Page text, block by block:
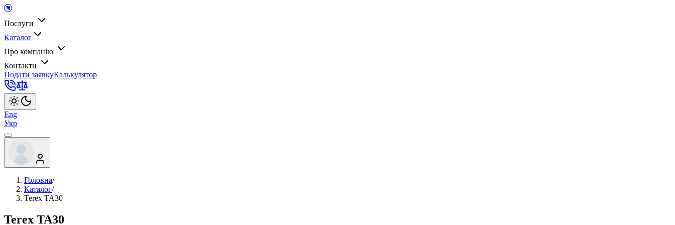
Послуги
Каталог
Про компанію
Контакти
Подати заявкуКалькулятор
Eng
Укр
Головна/
Каталог/
Terex TA30
Terex TA30